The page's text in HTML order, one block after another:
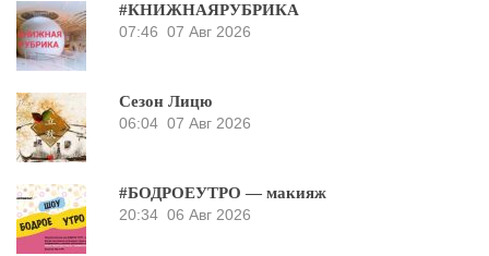
#КНИЖНАЯРУБРИКА
07:46 07 Авг 2026
Сезон Лицю
06:04 07 Авг 2026
#БОДРОЕУТРО — макияж
20:34 06 Авг 2026